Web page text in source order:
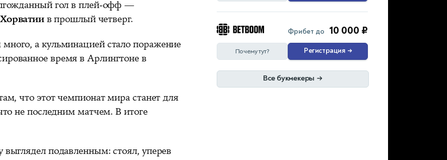
гол в плей-офф —
Хорватиив прошлый четверг.
а кульминацией стало поражение
время в Арлингтоне в
что этот чемпионат мира станет для
не последним матчем. В итоге
подавленным: стоял, уперев
Фрибет до 10 000 ₽
Почему тут? Регистрация →
Все букмекеры →